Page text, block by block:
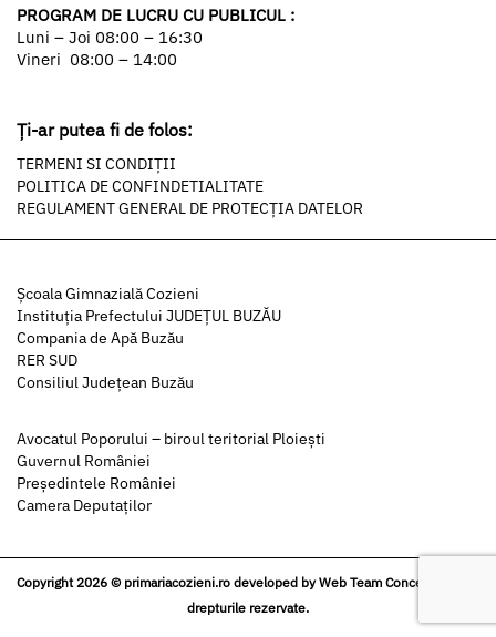
PROGRAM DE LUCRU CU PUBLICUL :
Luni – Joi 08:00 – 16:30
Vineri 08:00 – 14:00
Ți-ar putea fi de folos:
TERMENI SI CONDIȚII
POLITICA DE CONFINDETIALITATE
REGULAMENT GENERAL DE PROTECȚIA DATELOR
Şcoala Gimnazială Cozieni
Instituția Prefectului JUDEȚUL BUZĂU
Compania de Apă Buzău
RER SUD
Consiliul Județean Buzău
Avocatul Poporului – biroul teritorial Ploiești
Guvernul României
Președintele României
Camera Deputaților
Copyright 2026 © primariacozieni.ro developed byWeb Team Concept
drepturile rezervate.